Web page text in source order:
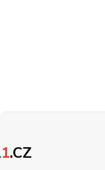
1.CZ